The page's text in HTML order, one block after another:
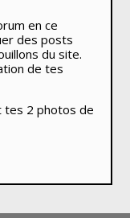
en ce
des posts
du site.
de tes
tes 2 photos de